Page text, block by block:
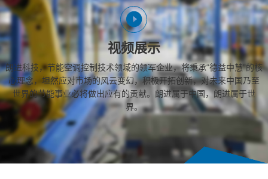
视频展示
朗进科技，节能空调控制技术领域的领军企业，将秉承“德益中慧”的核
心理念，坦然应对市场的风云变幻，积极开拓创新，对未来中国乃至
世界的节能事业必将做出应有的贡献。朗进属于中国，朗进属于世
界。